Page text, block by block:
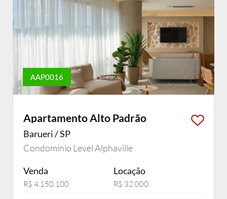
AAP0016
Apartamento Alto Padrão
Barueri / SP
Condomínio Level Alphaville
Venda
R$ 4.150.100
Locação
R$ 32.000